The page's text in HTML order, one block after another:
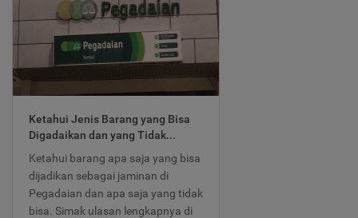
Ketahui Jenis Barang yang Bisa
Digadaikan dan yang Tidak...
Ketahui barang apa saja yang bisa
dijadikan sebagai jaminan di
Pegadaian dan apa saja yang tidak
bisa. Simak ulasan lengkapnya di